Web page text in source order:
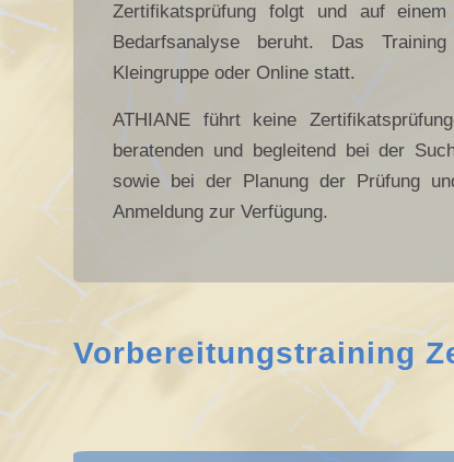
Zertifikatsprüfung folgt und auf
Bedarfsanalyse beruht. Das
Kleingruppe oder Online statt.
ATHIANE führt keine
beratenden und begleitend bei der
sowie bei der Planung der Prüfung
Anmeldung zur Verfügung.
Vorbereitungstraining